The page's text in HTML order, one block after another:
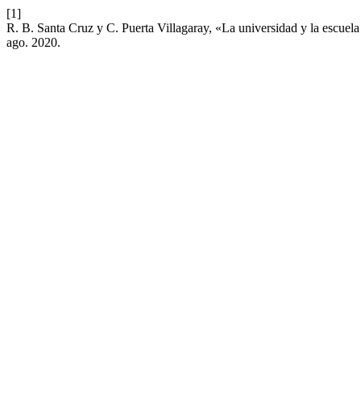
[1]
R. B. Santa Cruz y C. Puerta Villagaray, «La universidad y la
ago. 2020.